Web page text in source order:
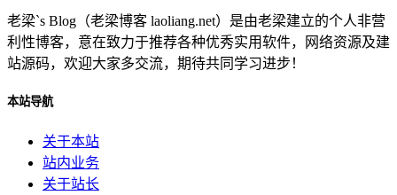
老梁`s Blog（老梁博客 laoliang.net）是由老梁建立的个人非营
利性博客，意在致力于推荐各种优秀实用软件，网络资源及建
站源码，欢迎大家多交流，期待共同学习进步！
本站导航
关于本站
站内业务
关于站长